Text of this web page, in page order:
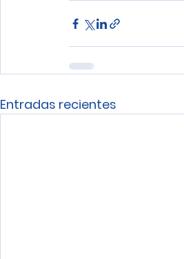
Entradas recientes